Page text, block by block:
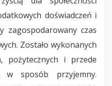
doświadczeń i
zagospodarowany czas
Zostało wykonanych
pożytecznych i przede
w sposób przyjemny.